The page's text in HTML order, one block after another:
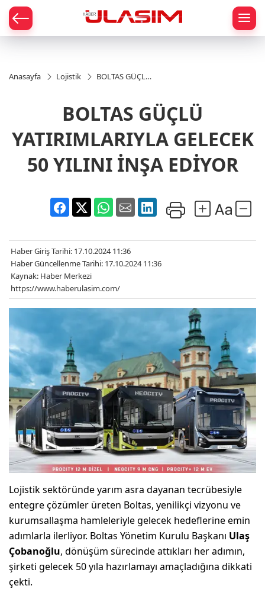
Anasayfa Lojistik
BOLTAS GÜÇLÜ
YILINI İNŞA
EDİYOR
BOLTAS GÜÇLÜ
YATIRIMLARIYLA GELECEK
50 YILINI İNŞA EDİYOR
Haber Giriş Tarihi: 17.10.2024 11:36
Haber Güncellenme Tarihi: 17.10.2024 11:36
Kaynak: Haber Merkezi
https://www.haberulasim.com/
Lojistik sektöründe yarım asra dayanan tecrübesiyle
entegre çözümler üreten Boltas, yenilikçi vizyonu ve
kurumsallaşma hamleleriyle gelecek hedeflerine emin
adımlarla ilerliyor. Boltas Yönetim Kurulu Başkanı Ulaş
Çobanoğlu, dönüşüm sürecinde attıkları her adımın,
şirketi gelecek 50 yıla hazırlamayı amaçladığına dikkati
çekti.